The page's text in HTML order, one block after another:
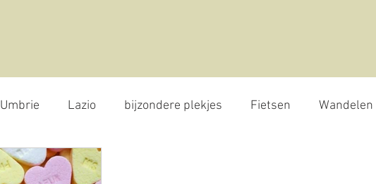
Umbrie Lazio bijzondere plekjes Fietsen Wandelen
olijfolie olijvenpluk